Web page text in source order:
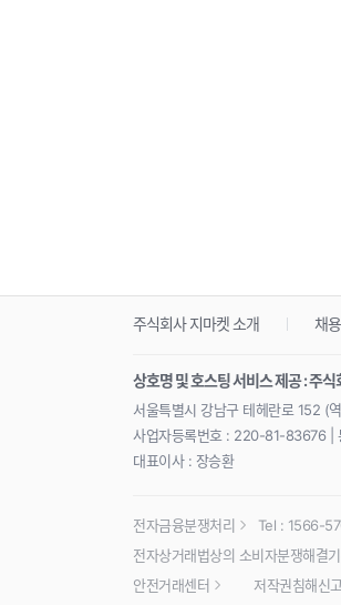
주식회사 지마켓 소개 채
상호명 및 호스팅 서비스 제공 : 주식
서울특별시 강남구 테헤란로 152 (
사업자등록번호 : 220-81-83676 |
대표이사 : 장승환
전자금융분쟁처리
Tel : 1566-
전자상거래법상의 소비자분쟁해결
안전거래센터
저작권침해신고